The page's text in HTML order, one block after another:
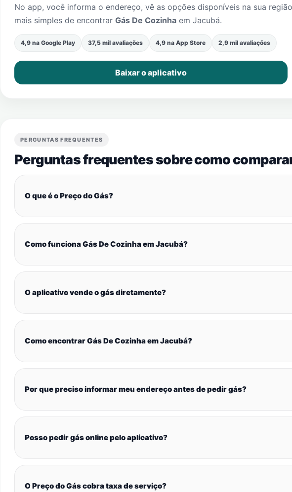
No app, você informa o endereço, vê as opções disponíveis na sua
mais simples de encontrar Gás De Cozinha em Jacubá.
4,9 na Google Play 37,5 mil avaliações 4,9 na App Store 2,9 mil avaliações
Baixar o aplicativo
PERGUNTAS FREQUENTES
Perguntas frequentes sobre como
O que é o Preço do Gás?
Como funciona Gás De Cozinha em Jacubá?
O aplicativo vende o gás diretamente?
Como encontrar Gás De Cozinha em Jacubá?
Por que preciso informar meu endereço antes de pedir gás?
Posso pedir gás online pelo aplicativo?
O Preço do Gás cobra taxa de serviço?